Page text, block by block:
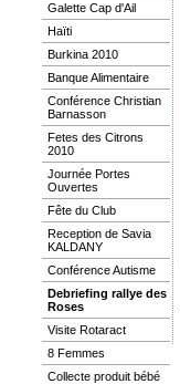
Galette Cap d'Ail
Haïti
Burkina 2010
Banque Alimentaire
Conférence Christian
Barnasson
Fetes des Citrons
2010
Journée Portes
Ouvertes
Fête du Club
Reception de Savia
KALDANY
Conférence Autisme
Debriefing rallye des
Roses
Visite Rotaract
8 Femmes
Collecte produit bébé